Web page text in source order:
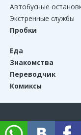
Автобусные
Экстренные службы
Пробки
Еда
Знакомства
Переводчик
Комиксы